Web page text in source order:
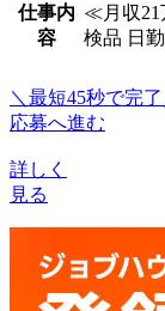
仕事内
容
≪月収21
検品 日勤
＼最短45秒で完了
応募へ進む
詳しく
見る